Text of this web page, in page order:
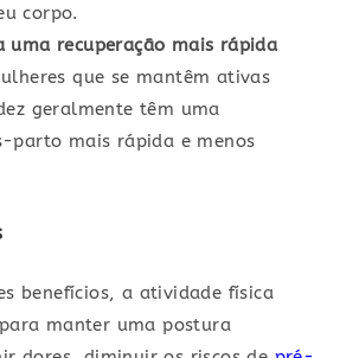
corpo.
uma recuperação mais rápida
que se mantêm ativas
geralmente têm uma
parto mais rápida e menos
benefícios, a atividade física
manter uma postura